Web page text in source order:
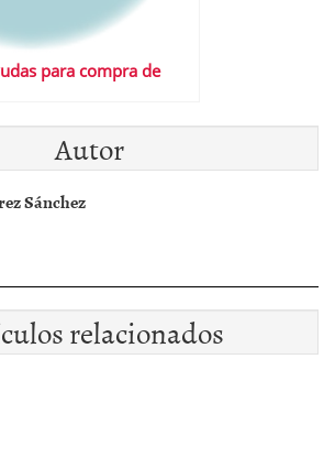
para compra de
Autor
Sánchez
relacionados